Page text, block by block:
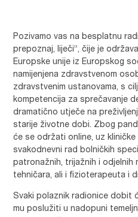
Pozivamo vas na besplatnu
prepoznaj, liječi“, čije je
Europske unije iz Europskog
namijenjena zdravstvenom
zdravstvenim ustanovama, s
kompetencija za sprečavanje
dramatično utječe na
starije životne dobi. Zbog
će se održati online, uz
svakodnevni rad bolničkih
patronažnih, trijažnih i odjelnih
tehničara, ali i fizioterapeuta i
Svaki polaznik radionice dobit
mu poslužiti u nadopuni